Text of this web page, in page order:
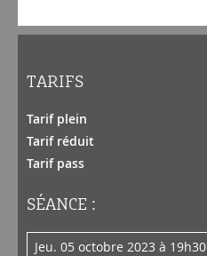
TARIFS
Tarif plein
Tarif réduit
Tarif pass
SÉANCE :
jeu. 05 octobre 2023 à 19h30